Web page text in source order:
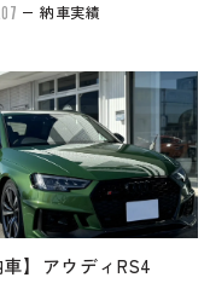
納車実績
車】アウディRS4